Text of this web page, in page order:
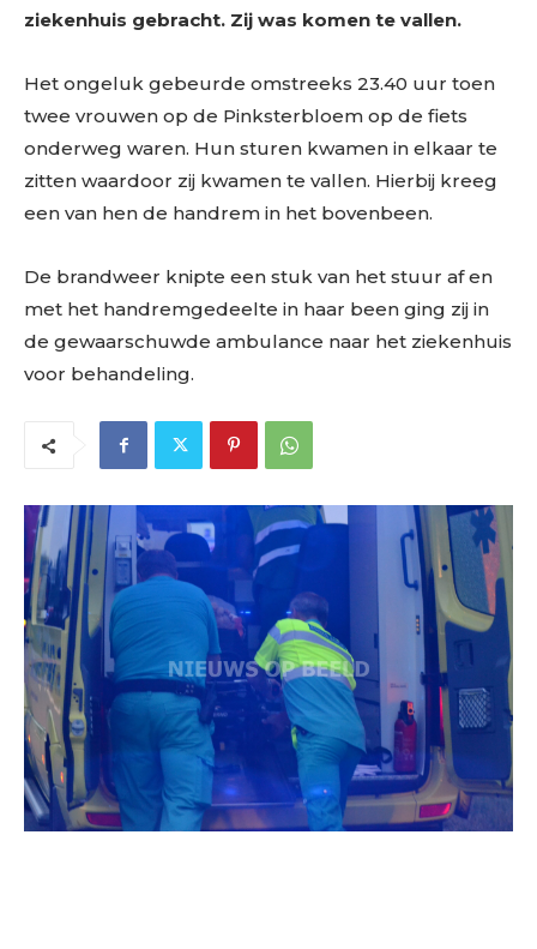
ziekenhuis gebracht. Zij was komen te vallen.
Het ongeluk gebeurde omstreeks 23.40 uur toen
twee vrouwen op de Pinksterbloem op de fiets
onderweg waren. Hun sturen kwamen in elkaar te
zitten waardoor zij kwamen te vallen. Hierbij kreeg
een van hen de handrem in het bovenbeen.
De brandweer knipte een stuk van het stuur af en
met het handremgedeelte in haar been ging zij in
de gewaarschuwde ambulance naar het ziekenhuis
voor behandeling.